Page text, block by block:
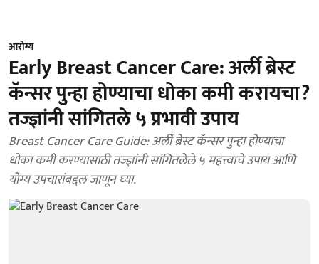
आरोग्य
Early Breast Cancer Care: अर्ली ब्रेस्ट
कॅन्सर पुन्हा होण्याचा धोका कमी करायचा?
तज्ज्ञांनी सांगितले ५ प्रभावी उपाय
Breast Cancer Care Guide: अर्ली ब्रेस्ट कॅन्सर पुन्हा होण्याचा
धोका कमी करण्यासाठी तज्ज्ञांनी सांगितलेले ५ महत्त्वाचे उपाय आणि
योग्य उपचारांबद्दल जाणून घ्या.